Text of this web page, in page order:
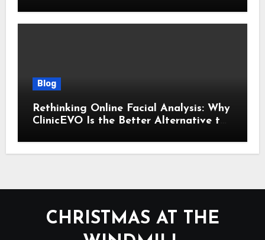
Blog
Rethinking Online Facial Analysis: Why
ClinicEVO Is the Better Alternative to
CHRISTMAS AT THE